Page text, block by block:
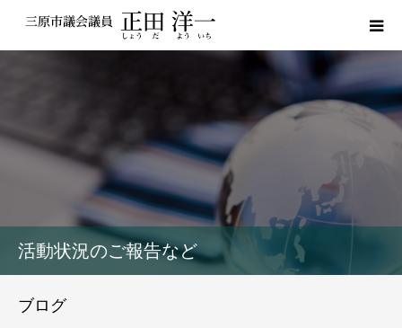
活動状況のご報告など
ブログ
議員レポート